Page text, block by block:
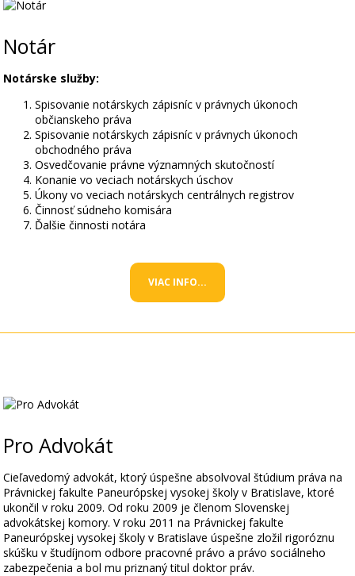
Notár
Notárske služby:
Spisovanie notárskych zápisníc v právnych úkonoch
občianskeho práva
Spisovanie notárskych zápisníc v právnych úkonoch
obchodného práva
Osvedčovanie právne významných skutočností
Konanie vo veciach notárskych úschov
Úkony vo veciach notárskych centrálnych registrov
Činnosť súdneho komisára
Ďalšie činnosti notára
VIAC INFO...
Pro Advokát
Cieľavedomý advokát, ktorý úspešne absolvoval štúdium práva na
Právnickej fakulte Paneurópskej vysokej školy v Bratislave, ktoré
ukončil v roku 2009. Od roku 2009 je členom Slovenskej
advokátskej komory. V roku 2011 na Právnickej fakulte
Paneurópskej vysokej školy v Bratislave úspešne zložil rigoróznu
skúšku v študíjnom odbore pracovné právo a právo sociálneho
zabezpečenia a bol mu priznaný titul doktor práv.